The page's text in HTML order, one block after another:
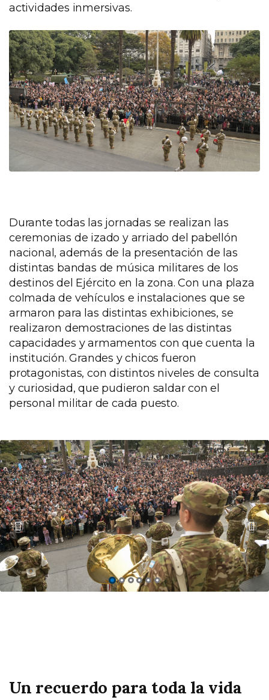
actividades inmersivas.
Durante todas las jornadas se realizan las
ceremonias de izado y arriado del pabellón
nacional, además de la presentación de las
distintas bandas de música militares de los
destinos del Ejército en la zona. Con una plaza
colmada de vehículos e instalaciones que se
armaron para las distintas exhibiciones, se
realizaron demostraciones de las distintas
capacidades y armamentos con que cuenta la
institución. Grandes y chicos fueron
protagonistas, con distintos niveles de consulta
y curiosidad, que pudieron saldar con el
personal militar de cada puesto.
Un recuerdo para toda la vida